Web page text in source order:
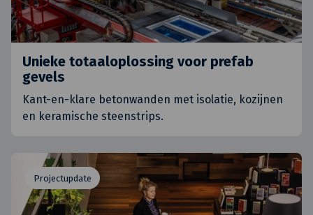
Unieke totaaloplossing voor prefab
gevels
Kant-en-klare betonwanden met isolatie, kozijnen
en keramische steenstrips.
Projectupdate